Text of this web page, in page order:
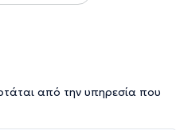
από την υπηρεσία που